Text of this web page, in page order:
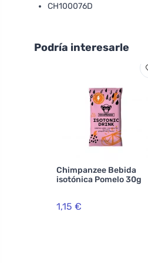
CH100076D
Podría interesarle
Chimpanzee Bebida
isotónica Pomelo 30g
1,15 €